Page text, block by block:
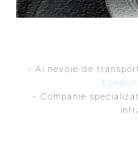
- Ai nevoie de
London
- Companie